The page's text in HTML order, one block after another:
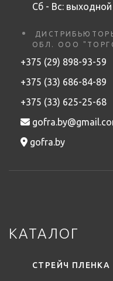
Сб - Вс: выходной
ОБЛ. ООО
+375 (29) 898-93-59
+375 (33) 686-84-89
+375 (33) 625-25-68
gofra.by
КАТАЛОГ
СТРЕЙЧ ПЛЕНКА